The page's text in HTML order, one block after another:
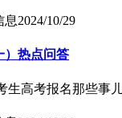
息2024/10/29
）热点问答
生高考报名那些事